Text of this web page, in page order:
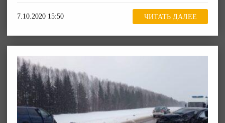
7.10.2020 15:50 ЧИТАТЬ ДАЛЕЕ